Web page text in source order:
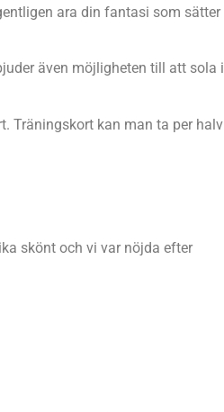
ara din fantasi som sätter
även möjligheten till att sola i
Träningskort kan man ta per halv
skönt och vi var nöjda efter